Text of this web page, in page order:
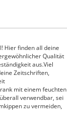
Hier finden all deine
Qualität
aus.Viel
Zeitschriften,
mit einem feuchten
verwendbar, sei
zu vermeiden,